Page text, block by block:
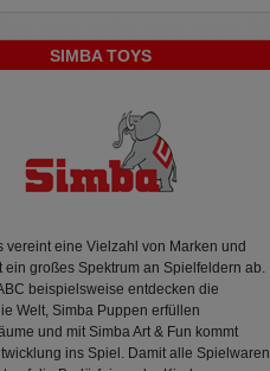
SIMBA TOYS
vereint eine Vielzahl von Marken und
ein großes Spektrum an Spielfeldern ab.
beispielsweise entdecken die
Welt, Simba Puppen erfüllen
und mit Simba Art & Fun kommt
ins Spiel. Damit alle Spielwaren